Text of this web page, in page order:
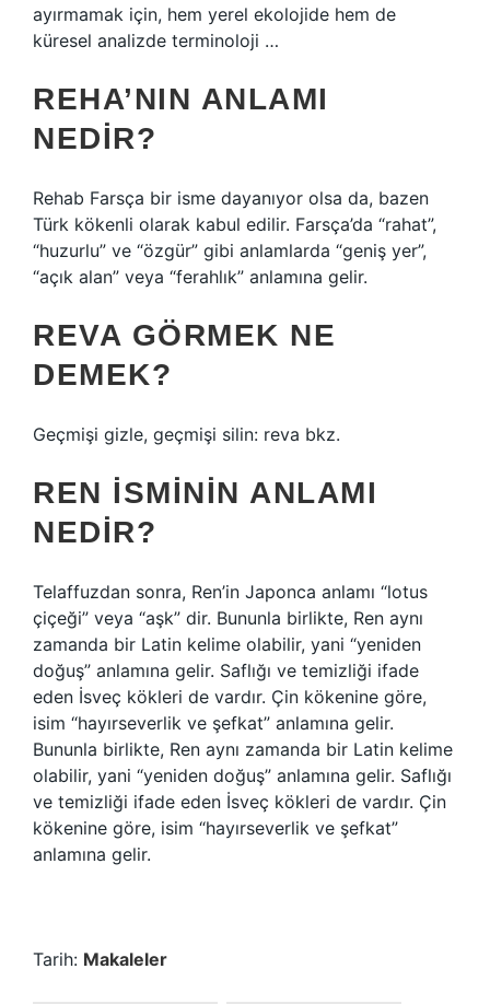
ayırmamak için, hem yerel ekolojide hem de
küresel analizde terminoloji …
REHA’NIN ANLAMI
NEDIR?
Rehab Farsça bir isme dayanıyor olsa da, bazen
Türk kökenli olarak kabul edilir. Farsça’da “rahat”,
“huzurlu” ve “özgür” gibi anlamlarda “geniş yer”,
“açık alan” veya “ferahlık” anlamına gelir.
REVA GÖRMEK NE
DEMEK?
Geçmişi gizle, geçmişi silin: reva bkz.
REN ISMININ ANLAMI
NEDIR?
Telaffuzdan sonra, Ren’in Japonca anlamı “lotus
çiçeği” veya “aşk” dir. Bununla birlikte, Ren aynı
zamanda bir Latin kelime olabilir, yani “yeniden
doğuş” anlamına gelir. Saflığı ve temizliği ifade
eden İsveç kökleri de vardır. Çin kökenine göre,
isim “hayırseverlik ve şefkat” anlamına gelir.
Bununla birlikte, Ren aynı zamanda bir Latin kelime
olabilir, yani “yeniden doğuş” anlamına gelir. Saflığı
ve temizliği ifade eden İsveç kökleri de vardır. Çin
kökenine göre, isim “hayırseverlik ve şefkat”
anlamına gelir.
Tarih: Makaleler